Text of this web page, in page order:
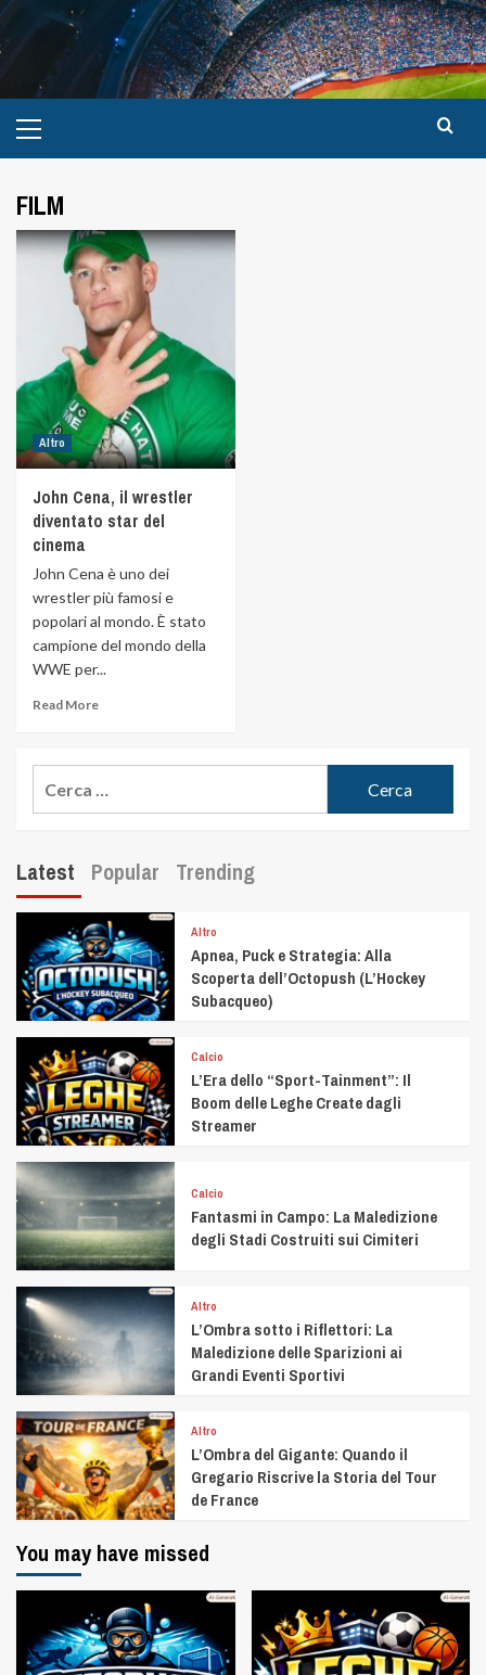
FILM
Altro
John Cena, il wrestler
diventato star del
cinema
John Cena è uno dei
wrestler più famosi e
popolari al mondo. È stato
campione del mondo della
WWE per...
Read More
Latest Popular Trending
Altro
Apnea, Puck e Strategia: Alla
Scoperta dell’Octopush (L’Hockey
Subacqueo)
Calcio
L’Era dello “Sport-Tainment”: Il
Boom delle Leghe Create dagli
Streamer
Calcio
Fantasmi in Campo: La Maledizione
degli Stadi Costruiti sui Cimiteri
Altro
L’Ombra sotto i Riflettori: La
Maledizione delle Sparizioni ai
Grandi Eventi Sportivi
Altro
L’Ombra del Gigante: Quando il
Gregario Riscrive la Storia del Tour
de France
You may have missed